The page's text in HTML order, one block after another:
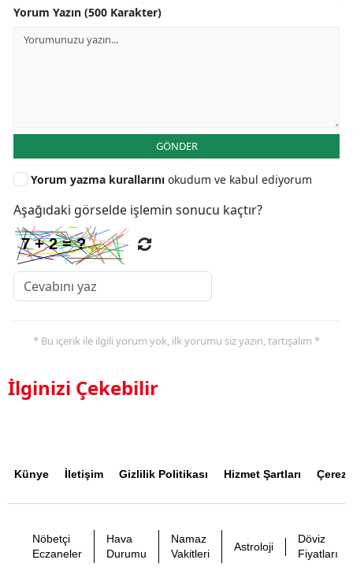
Yorum Yazın (500 Karakter)
GÖNDER
Yorum yazma kurallarını okudum ve kabul ediyorum
Aşağıdaki görselde işlemin sonucu kaçtır?
* Bu içerik ile ilgili yorum yok, ilk yorumu siz yazın, tartışalım *
İlginizi Çekebilir
Künye İletişim Gizlilik Politikası Hizmet Şartları Çerez
Nöbetçi
Eczaneler
Hava
Durumu
Namaz
Vakitleri
Astroloji
Döviz
Fiyatları